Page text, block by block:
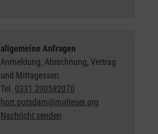
allgemeine Anfragen
Anmeldung, Abrechnung, Vertrag
und Mittagessen
Tel. 0331 200582070
hort.potsdam@malteser.org
Nachricht senden